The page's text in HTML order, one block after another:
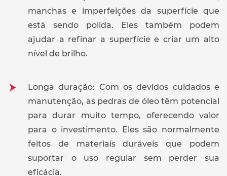
manchas e imperfeições da superfície que
está sendo polida. Eles também podem
ajudar a refinar a superfície e criar um alto
nível de brilho.
Longa duração: Com os devidos cuidados e
manutenção, as pedras de óleo têm potencial
para durar muito tempo, oferecendo valor
para o investimento. Eles são normalmente
feitos de materiais duráveis que podem
suportar o uso regular sem perder sua
eficácia.